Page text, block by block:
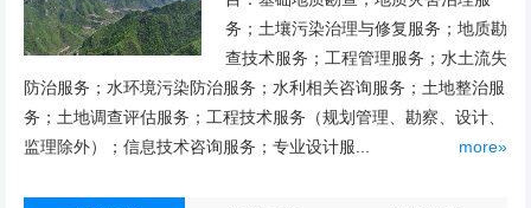
务；土壤污染治理与修复服务；地质勘
查技术服务；工程管理服务；水土流失
防治服务；水环境污染防治服务；水利相关咨询服务；土地整治服
务；土地调查评估服务；工程技术服务（规划管理、勘察、设计、
监理除外）；信息技术咨询服务；专业设计服...
more»